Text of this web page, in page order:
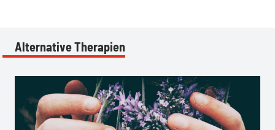
Alternative Therapien